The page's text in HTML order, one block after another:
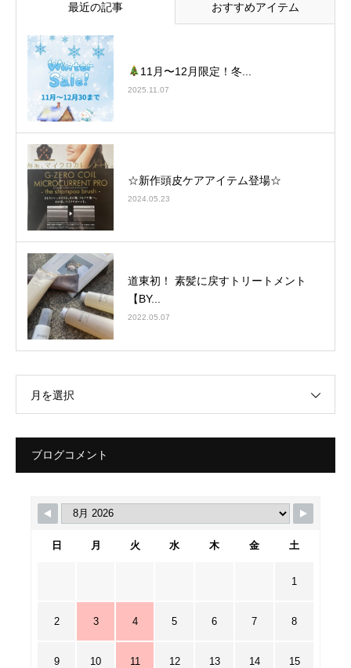
最近の記事 おすすめアイテム
11月〜12月限定！冬...
2025.11.07
☆新作頭皮ケアアイテム登場☆
2024.05.23
道東初！ 素髪に戻すトリートメント
【BY...
2022.05.07
月を選択
ブログコメント
日 月 火 水 木 金 土
1
2 3 4 5 6 7 8
9 10 11 12 13 14 15